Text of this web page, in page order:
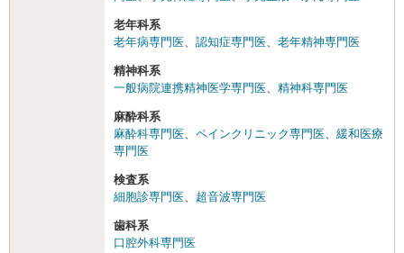
老年科系
老年病専門医
認知症専門医 老年精神専門医
精神科系
一般病院連携精神医学専門医
精神科専門医
麻酔科系
麻酔科専門医
ペインクリニック専門医
緩和医療
専門医
検査系
細胞診専門医
超音波専門医
歯科系
口腔外科専門医